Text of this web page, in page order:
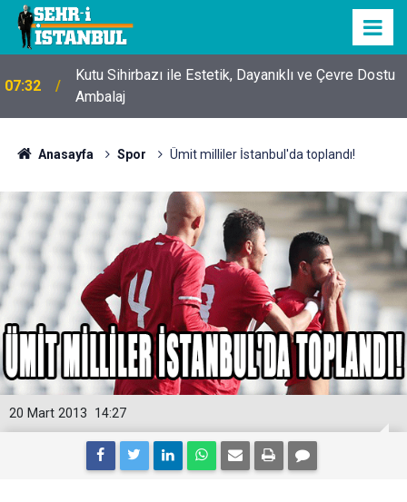
07:32
Kutu Sihirbazı ile Estetik, Dayanıklı ve Çevre Dostu
Ambalaj
Anasayfa Spor Ümit milliler İstanbul'da toplandı!
14:27
20 Mart 2013